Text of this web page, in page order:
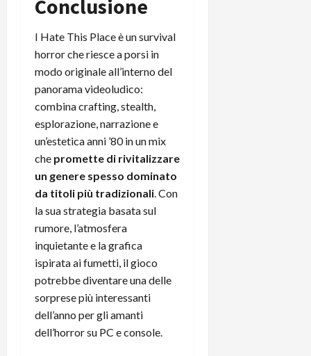
Conclusione
I Hate This Place è un survival
horror che riesce a porsi in
modo originale all’interno del
panorama videoludico:
combina crafting, stealth,
esplorazione, narrazione e
un’estetica anni ’80 in un mix
che promette di rivitalizzare
un genere spesso dominato
da titoli più tradizionali . Con
la sua strategia basata sul
rumore, l’atmosfera
inquietante e la grafica
ispirata ai fumetti, il gioco
potrebbe diventare una delle
sorprese più interessanti
dell’anno per gli amanti
dell’horror su PC e console.